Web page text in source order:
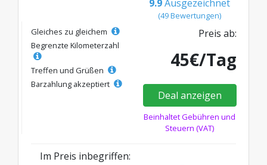
9.9Ausgezeichnet
(49 Bewertungen)
Gleiches zu gleichem
Begrenzte Kilometerzahl
Treffen und Grüßen
Barzahlung akzeptiert
Preis ab:
45€/Tag
Deal anzeigen
Beinhaltet Gebühren und
Steuern (VAT)
Im Preis inbegriffen: